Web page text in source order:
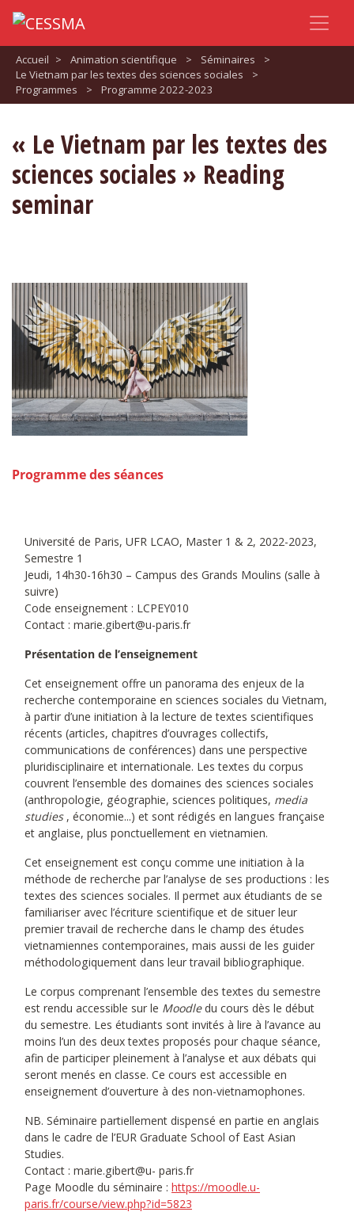
Accueil > Animation scientifique > Séminaires
>
Le Vietnam par les textes des sciences sociales
>
Programmes
> Programme 2022-2023
« Le Vietnam par les textes des
sciences sociales » Reading
seminar
Programme des séances
Université de Paris, UFR LCAO, Master 1 & 2, 2022-2023,
Semestre 1
Jeudi, 14h30-16h30 – Campus des Grands Moulins (salle à
suivre)
Code enseignement : LCPEY010
Contact : marie.gibert@u-paris.fr
Présentation de l’enseignement
Cet enseignement offre un panorama des enjeux de la
recherche contemporaine en sciences sociales du Vietnam,
à partir d’une initiation à la lecture de textes scientifiques
récents (articles, chapitres d’ouvrages collectifs,
communications de conférences) dans une perspective
pluridisciplinaire et internationale. Les textes du corpus
couvrent l’ensemble des domaines des sciences sociales
(anthropologie, géographie, sciences politiques, media
studies, économie...) et sont rédigés en langues française
et anglaise, plus ponctuellement en vietnamien.
Cet enseignement est conçu comme une initiation à la
méthode de recherche par l’analyse de ses productions : les
textes des sciences sociales. Il permet aux étudiants de se
familiariser avec l’écriture scientifique et de situer leur
premier travail de recherche dans le champ des études
vietnamiennes contemporaines, mais aussi de les guider
méthodologiquement dans leur travail bibliographique.
Le corpus comprenant l’ensemble des textes du semestre
est rendu accessible sur le Moodledu cours dès le début
du semestre. Les étudiants sont invités à lire à l’avance au
moins l’un des deux textes proposés pour chaque séance,
afin de participer pleinement à l’analyse et aux débats qui
seront menés en classe. Ce cours est accessible en
enseignement d’ouverture à des non-vietnamophones.
NB. Séminaire partiellement dispensé en partie en anglais
dans le cadre de l’EUR Graduate School of East Asian
Studies.
Contact : marie.gibert@u- paris.fr
Page Moodle du séminaire : https://moodle.u-
paris.fr/course/view.php?id=5823